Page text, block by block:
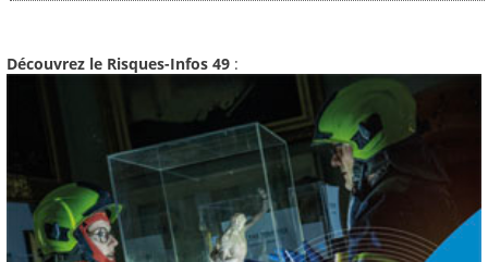
Découvrez le Risques-Infos 49 :